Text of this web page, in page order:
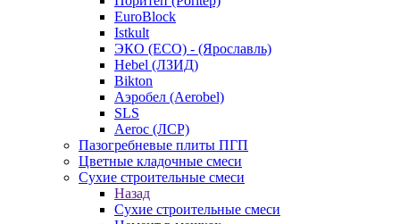
EuroBlock
Istkult
ЭКО (ECO) - (Ярославль)
Hebel (ЛЗИД)
Bikton
Аэробел (Aerobel)
SLS
Aeroc (ЛСР)
Пазогребневые плиты ПГП
Цветные кладочные смеси
Сухие строительные смеси
Назад
Сухие строительные смеси